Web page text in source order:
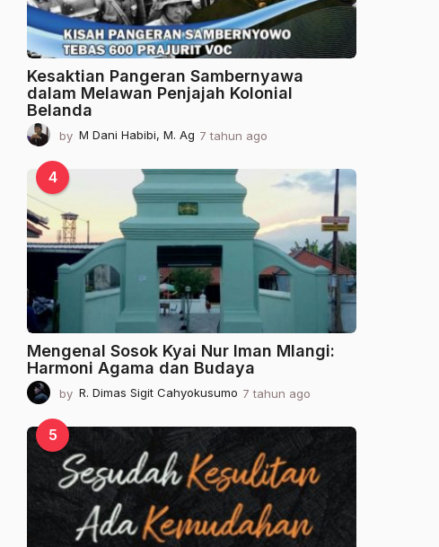
Kesaktian Pangeran Sambernyawa
dalam Melawan Penjajah Kolonial
Belanda
by M Dani Habibi, M. Ag 7 tahun ago
a
g
o
4
Mengenal Sosok Kyai Nur Iman Mlangi:
Harmoni Agama dan Budaya
by R. Dimas Sigit Cahyokusumo 7 tahun ago
a
h
n
a
o
5